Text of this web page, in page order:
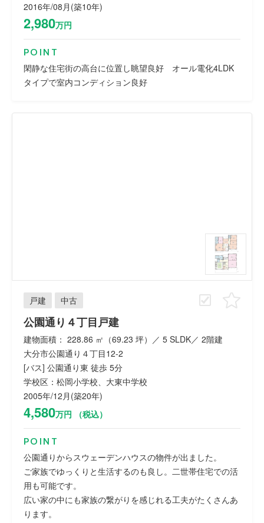
2016年/08月(築10年)
2,980万円
POINT
閑静な住宅街の高台に位置し眺望良好 オール電化4LDK
タイプで室内コンディション良好
戸建 中古
公園通り４丁目戸建
建物面積： 228.86 ㎡（69.23 坪）／ 5 SLDK／ 2階建
大分市公園通り４丁目12-2
[バス] 公園通り東 徒歩 5分
学校区：松岡小学校、大東中学校
2005年/12月(築20年)
4,580万円 （税込）
POINT
公園通りからスウェーデンハウスの物件が出ました。
ご家族でゆっくりと生活するのも良し。二世帯住宅での活
用も可能です。
広い家の中にも家族の繋がりを感じれる工夫がたくさんあ
ります。